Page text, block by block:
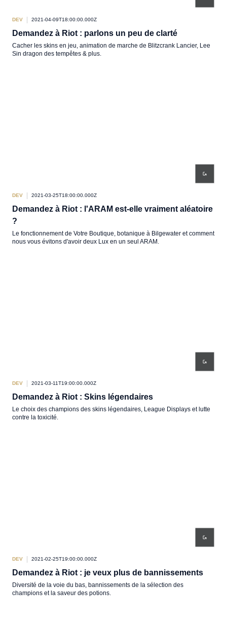
DEV 2021-04-09T18:00:00.000Z
Demandez à Riot : parlons un peu de clarté
Cacher les skins en jeu, animation de marche de Blitzcrank Lancier, Lee
Sin dragon des tempêtes & plus.
DEV 2021-03-25T18:00:00.000Z
Demandez à Riot : l'ARAM est-elle vraiment aléatoire
?
Le fonctionnement de Votre Boutique, botanique à Bilgewater et comment
nous vous évitons d'avoir deux Lux en un seul ARAM.
DEV 2021-03-11T19:00:00.000Z
Demandez à Riot : Skins légendaires
Le choix des champions des skins légendaires, League Displays et lutte
contre la toxicité.
DEV 2021-02-25T19:00:00.000Z
Demandez à Riot : je veux plus de bannissements
Diversité de la voie du bas, bannissements de la sélection des
champions et la saveur des potions.